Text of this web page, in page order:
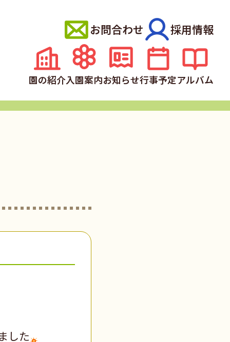
園の紹介入園案内お知らせ行事予定アルバム
お問合わせ 採用情報
した